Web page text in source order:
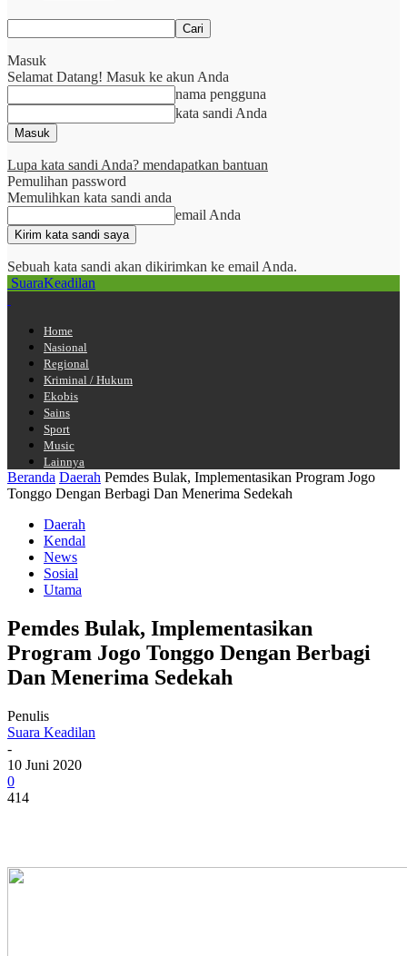
Masuk
Selamat Datang! Masuk ke akun Anda
nama pengguna
kata sandi Anda
Lupa kata sandi Anda? mendapatkan bantuan
Pemulihan password
Memulihkan kata sandi anda
email Anda
Sebuah kata sandi akan dikirimkan ke email Anda.
SuaraKeadilan
Home
Nasional
Regional
Kriminal / Hukum
Ekobis
Sains
Sport
Music
Lainnya
Beranda Daerah Pemdes Bulak, Implementasikan Program Jogo
Tonggo Dengan Berbagi Dan Menerima Sedekah
Daerah
Kendal
News
Sosial
Utama
Pemdes Bulak, Implementasikan
Program Jogo Tonggo Dengan Berbagi
Dan Menerima Sedekah
Penulis
Suara Keadilan
-
10 Juni 2020
0
414